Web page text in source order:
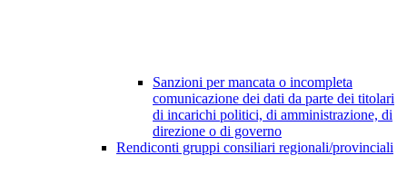
Sanzioni per mancata o incompleta
comunicazione dei dati da parte dei titolari
di incarichi politici, di amministrazione, di
direzione o di governo
Rendiconti gruppi consiliari regionali/provinciali